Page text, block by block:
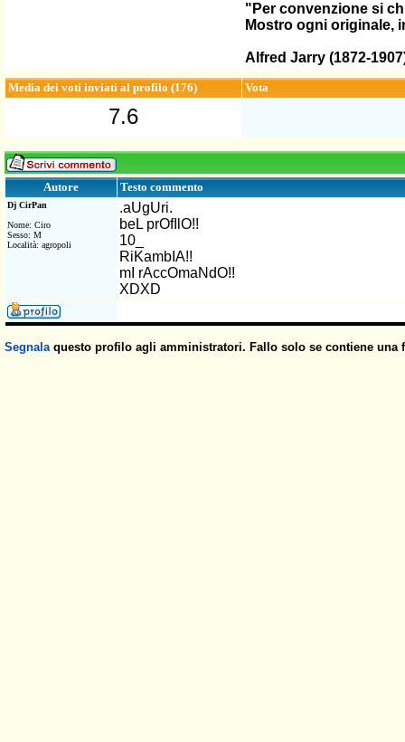
"Per convenzione si
Mostro ogni originale,
Alfred Jarry (1872-
Media dei voti inviati al profilo (176) Vota
7.6
Autore Testo commento
Dj CirPan
Nome: Ciro
Sesso: M
Località: agropoli
.aUgUri.
beL prOfIlO!!
10_
RiKambIA!!
mI rAccOmaNdO!!
XDXD
Segnalaquesto profilo agli amministratori. Fallo solo se contiene una